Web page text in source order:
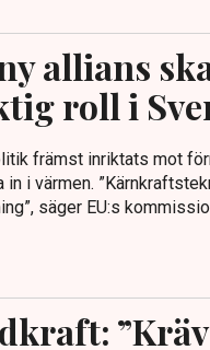
allians
roll i
främst inriktats mot
i värmen.
säger EU:s